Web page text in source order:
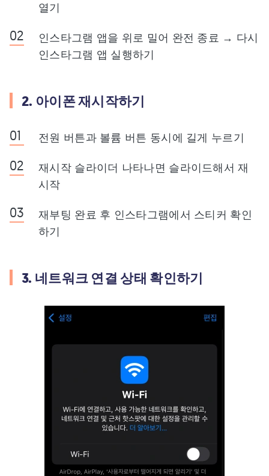
열기
인스타그램 앱을 위로 밀어 완전 종료 → 다시
인스타그램 앱 실행하기
2. 아이폰 재시작하기
전원 버튼과 볼륨 버튼 동시에 길게 누르기
재시작 슬라이더 나타나면 슬라이드해서 재
시작
재부팅 완료 후 인스타그램에서 스티커 확인
하기
3. 네트워크 연결 상태 확인하기